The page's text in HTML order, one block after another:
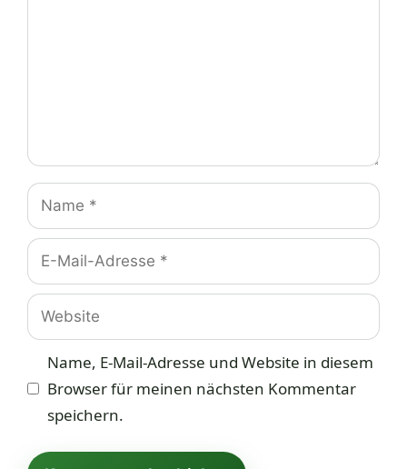
Name
E-
Mail-
Adresse
Website
Name, E-Mail-Adresse und Website in diesem
Browser für meinen nächsten Kommentar
speichern.